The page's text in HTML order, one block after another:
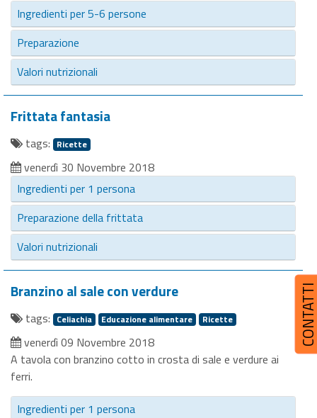
Ingredienti per 5-6 persone
Preparazione
Valori nutrizionali
Frittata fantasia
tags: Ricette
venerdì 30 Novembre 2018
Ingredienti per 1 persona
Preparazione della frittata
Valori nutrizionali
Branzino al sale con verdure
tags: Celiachia Educazione alimentare Ricette
venerdì 09 Novembre 2018
A tavola con branzino cotto in crosta di sale e verdure ai
ferri.
Ingredienti per 1 persona